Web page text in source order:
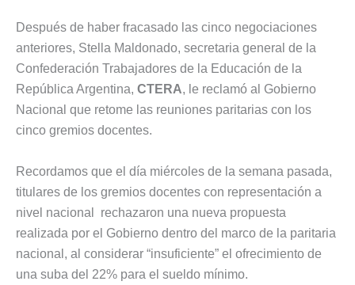
Después de haber fracasado las cinco negociaciones
anteriores, Stella Maldonado, secretaria general de la
Confederación Trabajadores de la Educación de la
República Argentina, CTERA, le reclamó al Gobierno
Nacional que retome las reuniones paritarias con los
cinco gremios docentes.
Recordamos que el día miércoles de la semana pasada,
titulares de los gremios docentes con representación a
nivel nacional rechazaron una nueva propuesta
realizada por el Gobierno dentro del marco de la paritaria
nacional, al considerar “insuficiente” el ofrecimiento de
una suba del 22% para el sueldo mínimo.